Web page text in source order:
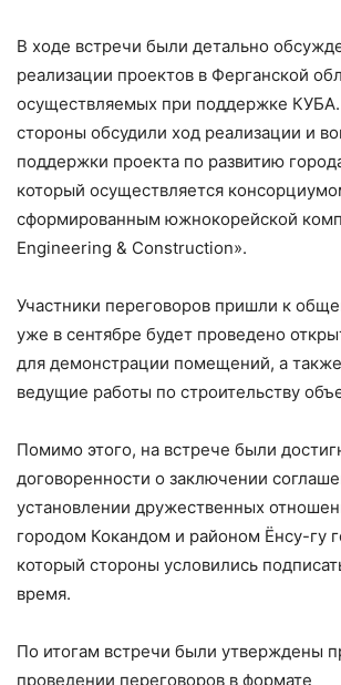
В ходе встречи были детально
реализации проектов в Ферганской
осуществляемых при поддержке КУБА.
стороны обсудили ход реализации и
поддержки проекта по развитию
который осуществляется
сформированным южнокорейской
Engineering & Construction».
Участники переговоров пришли к
уже в сентябре будет проведено
для демонстрации помещений, а
ведущие работы по строительству
Помимо этого, на встрече были
договоренности о заключении
установлении дружественных
городом Кокандом и районом Ёнсу-гу
который стороны условились
время.
По итогам встречи были утверждены
проведении переговоров в формате